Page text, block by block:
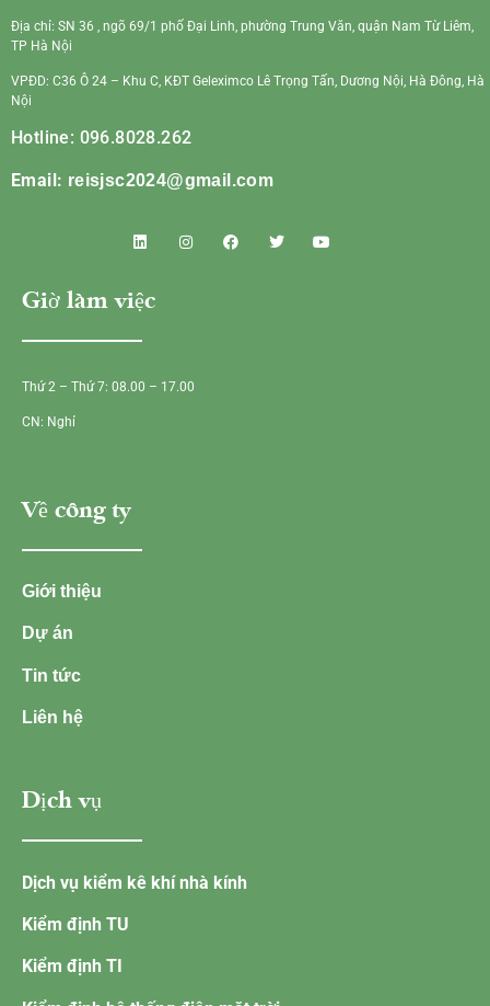
Địa chỉ: SN 36 , ngõ 69/1 phố Đại Linh, phường Trung Văn, quận Nam Từ Liêm,
TP Hà Nội
VPĐD: C36 Ô 24 – Khu C, KĐT Geleximco Lê Trọng Tấn, Dương Nội, Hà Đông, Hà
Nội
Hotline: 096.8028.262
Email: reisjsc2024@gmail.com
Giờ làm việc
Thứ 2 – Thứ 7: 08.00 – 17.00
CN: Nghỉ
Về công ty
Giới thiệu
Dự án
Tin tức
Liên hệ
Dịch vụ
Dịch vụ kiểm kê khí nhà kính
Kiểm định TU
Kiểm định TI